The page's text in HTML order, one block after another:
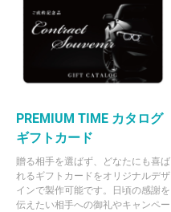
PREMIUM TIME カタログ
ギフトカード
贈る相手を選ばず、どなたにも喜ば
れるギフトカードをオリジナルデザ
インで製作可能です。日頃の感謝を
伝えたい相手への御礼やキャンペー